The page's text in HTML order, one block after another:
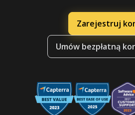
Zarejestruj
Umów bezpłatną